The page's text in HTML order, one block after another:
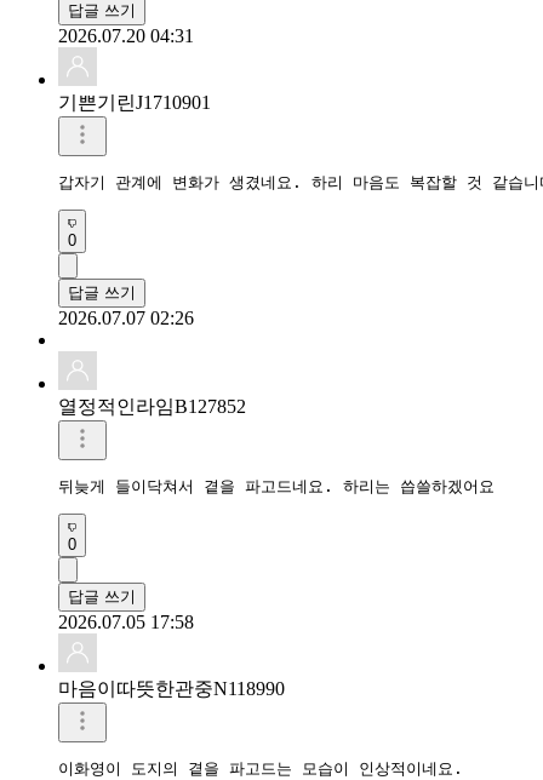
답글 쓰기
2026.07.20 04:31
기쁜기린J1710901
갑자기 관계에 변화가 생겼네요. 하리 마음도 복잡할 것 같습
0
답글 쓰기
2026.07.07 02:26
열정적인라임B127852
뒤늦게 들이닥쳐서 곁을 파고드네요. 하리는 씁쓸하겠어요
0
답글 쓰기
2026.07.05 17:58
마음이따뜻한관중N118990
이화영이 도지의 곁을 파고드는 모습이 인상적이네요.